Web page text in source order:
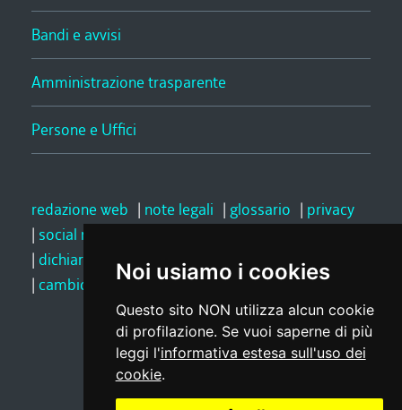
Noi usiamo i cookies
Questo sito NON utilizza alcun cookie
di profilazione. Se vuoi saperne di più
leggi l'informativa estesa sull'uso dei
cookie.
Bandi e avvisi
Amministrazione trasparente
Persone e Uffici
redazione web | note legali | glossario | privacy
| social media policy
| dichiarazione di accessibilità | feedback
| cambio preferenze cookie
Realizzato da